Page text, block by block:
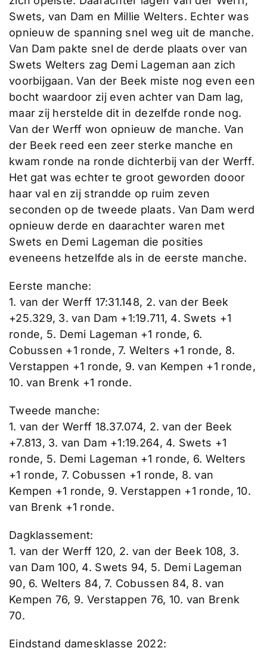
Swets, van Dam en Millie Welters. Echter was
opnieuw de spanning snel weg uit de manche.
Van Dam pakte snel de derde plaats over van
Swets Welters zag Demi Lageman aan zich
voorbijgaan. Van der Beek miste nog even een
bocht waardoor zij even achter van Dam lag,
maar zij herstelde dit in dezelfde ronde nog.
Van der Werff won opnieuw de manche. Van
der Beek reed een zeer sterke manche en
kwam ronde na ronde dichterbij van der Werff.
Het gat was echter te groot geworden dooor
haar val en zij strandde op ruim zeven
seconden op de tweede plaats. Van Dam werd
opnieuw derde en daarachter waren met
Swets en Demi Lageman die posities
eveneens hetzelfde als in de eerste manche.
Eerste manche:
1. van der Werff 17:31.148, 2. van der Beek
+25.329, 3. van Dam +1:19.711, 4. Swets +1
ronde, 5. Demi Lageman +1 ronde, 6.
Cobussen +1 ronde, 7. Welters +1 ronde, 8.
Verstappen +1 ronde, 9. van Kempen +1 ronde,
10. van Brenk +1 ronde.
Tweede manche:
1. van der Werff 18.37.074, 2. van der Beek
+7.813, 3. van Dam +1:19.264, 4. Swets +1
ronde, 5. Demi Lageman +1 ronde, 6. Welters
+1 ronde, 7. Cobussen +1 ronde, 8. van
Kempen +1 ronde, 9. Verstappen +1 ronde, 10.
van Brenk +1 ronde.
Dagklassement:
1. van der Werff 120, 2. van der Beek 108, 3.
van Dam 100, 4. Swets 94, 5. Demi Lageman
90, 6. Welters 84, 7. Cobussen 84, 8. van
Kempen 76, 9. Verstappen 76, 10. van Brenk
70.
Eindstand damesklasse 2022: